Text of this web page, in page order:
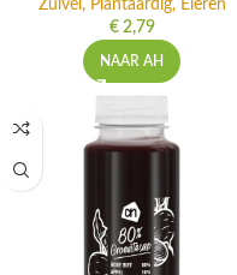
Zuivel, Plantaardig, Eieren
€2,79
NAAR AH